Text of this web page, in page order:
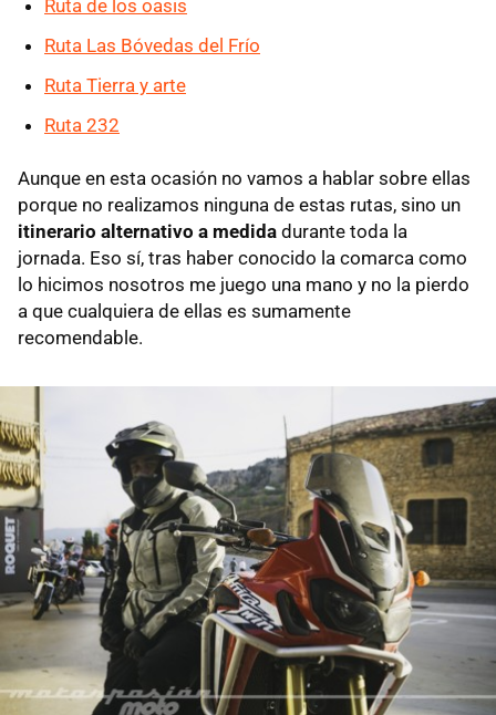
Ruta de los oasis
Ruta Las Bóvedas del Frío
Ruta Tierra y arte
Ruta 232
Aunque en esta ocasión no vamos a hablar sobre ellas
porque no realizamos ninguna de estas rutas, sino un
itinerario alternativo a medida durante toda la
jornada. Eso sí, tras haber conocido la comarca como
lo hicimos nosotros me juego una mano y no la pierdo
a que cualquiera de ellas es sumamente
recomendable.